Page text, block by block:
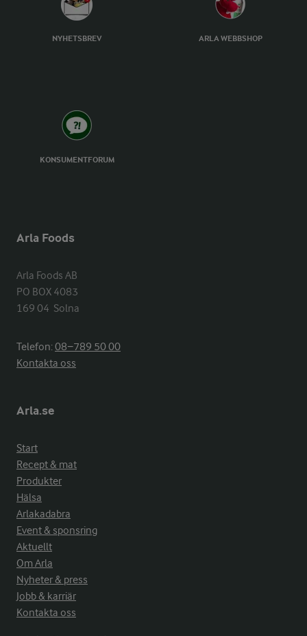
NYHETSBREV ARLA WEBBSHOP
KONSUMENTFORUM
Arla Foods
Arla Foods AB
PO BOX 4083
169 04  Solna
Telefon:08−789 50 00
Kontakta oss
Arla.se
Start
Recept & mat
Produkter
Hälsa
Arlakadabra
Event & sponsring
Aktuellt
Om Arla
Nyheter & press
Jobb & karriär
Kontakta oss